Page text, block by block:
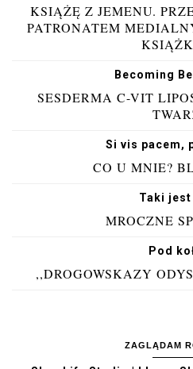
KSIĄŻĘ Z JEMENU.
PATRONATEM
Becoming
SESDERMA C-VIT
Si vis pacem,
CO U MNIE?
Taki jest
MROCZNE
Pod
,,DROGOWSKAZY
ZAGLĄDAM